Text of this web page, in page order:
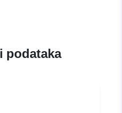
1d7e7e258ab3
podataka